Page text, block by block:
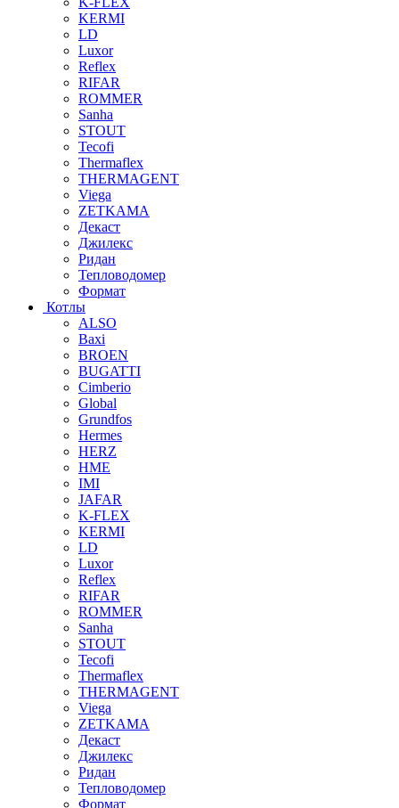
KERMI
LD
Luxor
Reflex
RIFAR
ROMMER
Sanha
STOUT
Tecofi
Thermaflex
THERMAGENT
Viega
ZETKAMA
Декаст
Джилекс
Ридан
Тепловодомер
Формат
Котлы
ALSO
Baxi
BROEN
BUGATTI
Cimberio
Global
Grundfos
Hermes
HERZ
HME
IMI
JAFAR
K-FLEX
KERMI
LD
Luxor
Reflex
RIFAR
ROMMER
Sanha
STOUT
Tecofi
Thermaflex
THERMAGENT
Viega
ZETKAMA
Декаст
Джилекс
Ридан
Тепловодомер
Формат